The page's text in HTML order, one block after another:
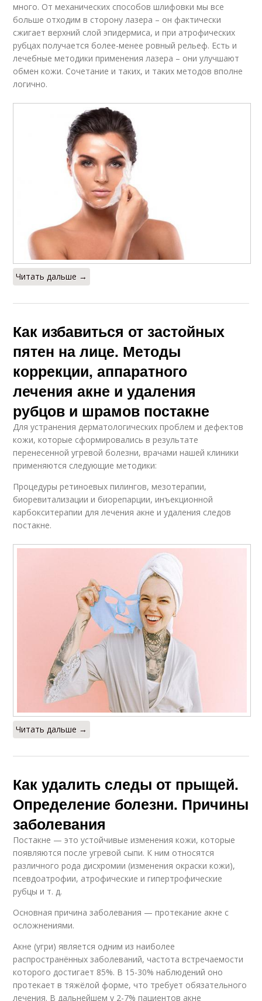
много. От механических способов шлифовки мы все
больше отходим в сторону лазера – он фактически
сжигает верхний слой эпидермиса, и при атрофических
рубцах получается более-менее ровный рельеф. Есть и
лечебные методики применения лазера – они улучшают
обмен кожи. Сочетание и таких, и таких методов вполне
логично.
Читать дальше →
Как избавиться от застойных
пятен на лице. Методы
коррекции, аппаратного
лечения акне и удаления
рубцов и шрамов постакне
Для устранения дерматологических проблем и дефектов
кожи, которые сформировались в результате
перенесенной угревой болезни, врачами нашей клиники
применяются следующие методики:
Процедуры ретиноевых пилингов, мезотерапии,
биоревитализации и биорепарции, инъекционной
карбокситерапии для лечения акне и удаления следов
постакне.
Читать дальше →
Как удалить следы от прыщей.
Определение болезни. Причины
заболевания
Постакне — это устойчивые изменения кожи, которые
появляются после угревой сыпи. К ним относятся
различного рода дисхромии (изменения окраски кожи),
псевдоатрофии, атрофические и гипертрофические
рубцы и т. д.
Основная причина заболевания — протекание акне с
осложнениями.
Акне (угри) является одним из наиболее
распространённых заболеваний, частота встречаемости
которого достигает 85%. В 15-30% наблюдений оно
протекает в тяжёлой форме, что требует обязательного
лечения. В дальнейшем у 2-7% пациентов акне